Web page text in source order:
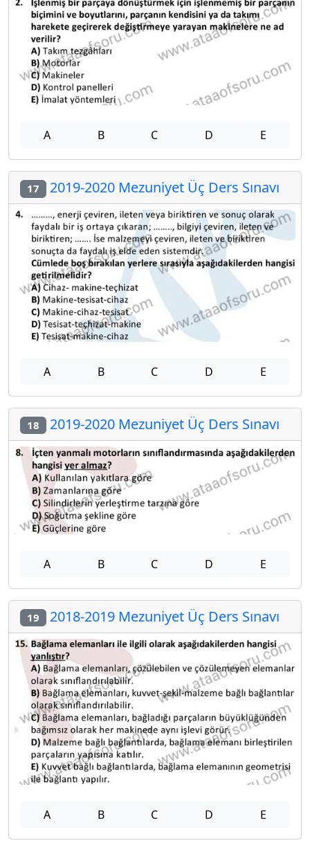
A B C D E
17 2019-2020 Mezuniyet Üç Ders Sınavı
A B C D E
18 2019-2020 Mezuniyet Üç Ders Sınavı
A B C D E
19 2018-2019 Mezuniyet Üç Ders Sınavı
A B C D E